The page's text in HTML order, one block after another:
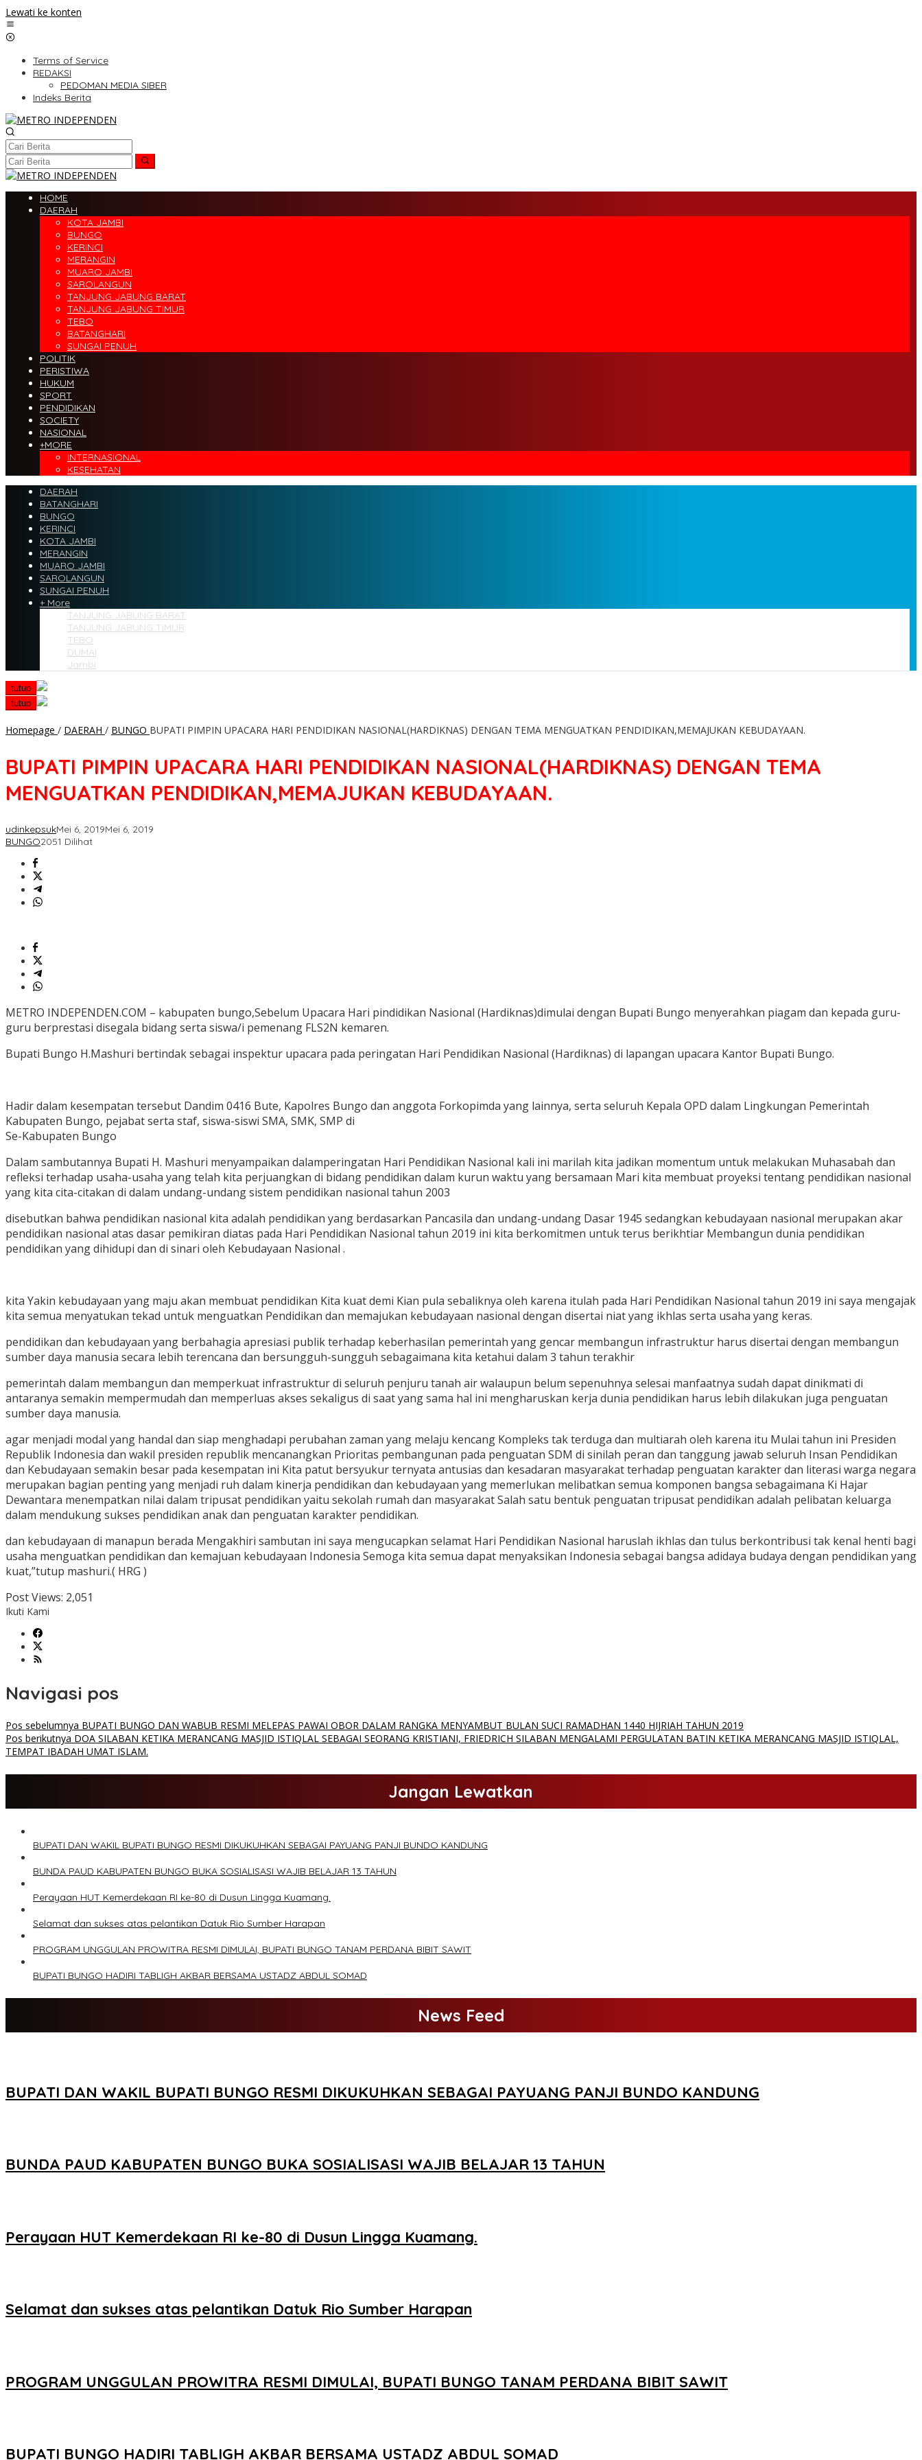
Lewati ke konten
Terms of Service
REDAKSI
PEDOMAN MEDIA SIBER
Indeks Berita
HOME
DAERAH
KOTA JAMBI
BUNGO
KERINCI
MERANGIN
MUARO JAMBI
SAROLANGUN
TANJUNG JABUNG BARAT
TANJUNG JABUNG TIMUR
TEBO
BATANGHARI
SUNGAI PENUH
POLITIK
PERISTIWA
HUKUM
SPORT
PENDIDIKAN
SOCIETY
NASIONAL
+MORE
INTERNASIONAL
KESEHATAN
DAERAH
BATANGHARI
BUNGO
KERINCI
KOTA JAMBI
MERANGIN
MUARO JAMBI
SAROLANGUN
SUNGAI PENUH
+ More
TANJUNG JABUNG BARAT
TANJUNG JABUNG TIMUR
TEBO
DUMAI
Jambi
tutup
tutup
Homepage / DAERAH / BUNGO BUPATI PIMPIN UPACARA HARI PENDIDIKAN NASIONAL(HARDIKNAS) DENGAN TEMA MENGUATKAN PENDIDIKAN,MEMAJUKAN KEBUDAYAAN.
BUPATI PIMPIN UPACARA HARI PENDIDIKAN NASIONAL(HARDIKNAS) DENGAN TEMA
MENGUATKAN PENDIDIKAN,MEMAJUKAN KEBUDAYAAN.
udinkepsukMei 6, 2019Mei 6, 2019
BUNGO2051 Dilihat
METRO INDEPENDEN.COM – kabupaten bungo,Sebelum Upacara Hari pindidikan Nasional (Hardiknas)dimulai dengan Bupati Bungo menyerahkan piagam dan kepada guru-
guru berprestasi disegala bidang serta siswa/i pemenang FLS2N kemaren.
Bupati Bungo H.Mashuri bertindak sebagai inspektur upacara pada peringatan Hari Pendidikan Nasional (Hardiknas) di lapangan upacara Kantor Bupati Bungo.
Hadir dalam kesempatan tersebut Dandim 0416 Bute, Kapolres Bungo dan anggota Forkopimda yang lainnya, serta seluruh Kepala OPD dalam Lingkungan Pemerintah
Kabupaten Bungo, pejabat serta staf, siswa-siswi SMA, SMK, SMP di
Se-Kabupaten Bungo
Dalam sambutannya Bupati H. Mashuri menyampaikan dalamperingatan Hari Pendidikan Nasional kali ini marilah kita jadikan momentum untuk melakukan Muhasabah dan
refleksi terhadap usaha-usaha yang telah kita perjuangkan di bidang pendidikan dalam kurun waktu yang bersamaan Mari kita membuat proyeksi tentang pendidikan nasional
yang kita cita-citakan di dalam undang-undang sistem pendidikan nasional tahun 2003
disebutkan bahwa pendidikan nasional kita adalah pendidikan yang berdasarkan Pancasila dan undang-undang Dasar 1945 sedangkan kebudayaan nasional merupakan akar
pendidikan nasional atas dasar pemikiran diatas pada Hari Pendidikan Nasional tahun 2019 ini kita berkomitmen untuk terus berikhtiar Membangun dunia pendidikan
pendidikan yang dihidupi dan di sinari oleh Kebudayaan Nasional .
kita Yakin kebudayaan yang maju akan membuat pendidikan Kita kuat demi Kian pula sebaliknya oleh karena itulah pada Hari Pendidikan Nasional tahun 2019 ini saya mengajak
kita semua menyatukan tekad untuk menguatkan Pendidikan dan memajukan kebudayaan nasional dengan disertai niat yang ikhlas serta usaha yang keras.
pendidikan dan kebudayaan yang berbahagia apresiasi publik terhadap keberhasilan pemerintah yang gencar membangun infrastruktur harus disertai dengan membangun
sumber daya manusia secara lebih terencana dan bersungguh-sungguh sebagaimana kita ketahui dalam 3 tahun terakhir
pemerintah dalam membangun dan memperkuat infrastruktur di seluruh penjuru tanah air walaupun belum sepenuhnya selesai manfaatnya sudah dapat dinikmati di
antaranya semakin mempermudah dan memperluas akses sekaligus di saat yang sama hal ini mengharuskan kerja dunia pendidikan harus lebih dilakukan juga penguatan
sumber daya manusia.
agar menjadi modal yang handal dan siap menghadapi perubahan zaman yang melaju kencang Kompleks tak terduga dan multiarah oleh karena itu Mulai tahun ini Presiden
Republik Indonesia dan wakil presiden republik mencanangkan Prioritas pembangunan pada penguatan SDM di sinilah peran dan tanggung jawab seluruh Insan Pendidikan
dan Kebudayaan semakin besar pada kesempatan ini Kita patut bersyukur ternyata antusias dan kesadaran masyarakat terhadap penguatan karakter dan literasi warga negara
merupakan bagian penting yang menjadi ruh dalam kinerja pendidikan dan kebudayaan yang memerlukan melibatkan semua komponen bangsa sebagaimana Ki Hajar
Dewantara menempatkan nilai dalam tripusat pendidikan yaitu sekolah rumah dan masyarakat Salah satu bentuk penguatan tripusat pendidikan adalah pelibatan keluarga
dalam mendukung sukses pendidikan anak dan penguatan karakter pendidikan.
dan kebudayaan di manapun berada Mengakhiri sambutan ini saya mengucapkan selamat Hari Pendidikan Nasional haruslah ikhlas dan tulus berkontribusi tak kenal henti bagi
usaha menguatkan pendidikan dan kemajuan kebudayaan Indonesia Semoga kita semua dapat menyaksikan Indonesia sebagai bangsa adidaya budaya dengan pendidikan yang
kuat,”tutup mashuri.( HRG )
Post Views: 2,051
Ikuti Kami
Navigasi pos
Pos sebelumnya BUPATI BUNGO DAN WABUB RESMI MELEPAS PAWAI OBOR DALAM RANGKA MENYAMBUT BULAN SUCI RAMADHAN 1440 HIJRIAH TAHUN 2019
Pos berikutnya DOA SILABAN KETIKA MERANCANG MASJID ISTIQLAL SEBAGAI SEORANG KRISTIANI, FRIEDRICH SILABAN MENGALAMI PERGULATAN BATIN KETIKA MERANCANG MASJID ISTIQLAL,
TEMPAT IBADAH UMAT ISLAM.
Jangan Lewatkan
BUPATI DAN WAKIL BUPATI BUNGO RESMI DIKUKUHKAN SEBAGAI PAYUANG PANJI BUNDO KANDUNG
BUNDA PAUD KABUPATEN BUNGO BUKA SOSIALISASI WAJIB BELAJAR 13 TAHUN
Perayaan HUT Kemerdekaan RI ke-80 di Dusun Lingga Kuamang.
Selamat dan sukses atas pelantikan Datuk Rio Sumber Harapan
PROGRAM UNGGULAN PROWITRA RESMI DIMULAI, BUPATI BUNGO TANAM PERDANA BIBIT SAWIT
BUPATI BUNGO HADIRI TABLIGH AKBAR BERSAMA USTADZ ABDUL SOMAD
News Feed
BUPATI DAN WAKIL BUPATI BUNGO RESMI DIKUKUHKAN SEBAGAI PAYUANG PANJI BUNDO KANDUNG
BUNDA PAUD KABUPATEN BUNGO BUKA SOSIALISASI WAJIB BELAJAR 13 TAHUN
Perayaan HUT Kemerdekaan RI ke-80 di Dusun Lingga Kuamang.
Selamat dan sukses atas pelantikan Datuk Rio Sumber Harapan
PROGRAM UNGGULAN PROWITRA RESMI DIMULAI, BUPATI BUNGO TANAM PERDANA BIBIT SAWIT
BUPATI BUNGO HADIRI TABLIGH AKBAR BERSAMA USTADZ ABDUL SOMAD